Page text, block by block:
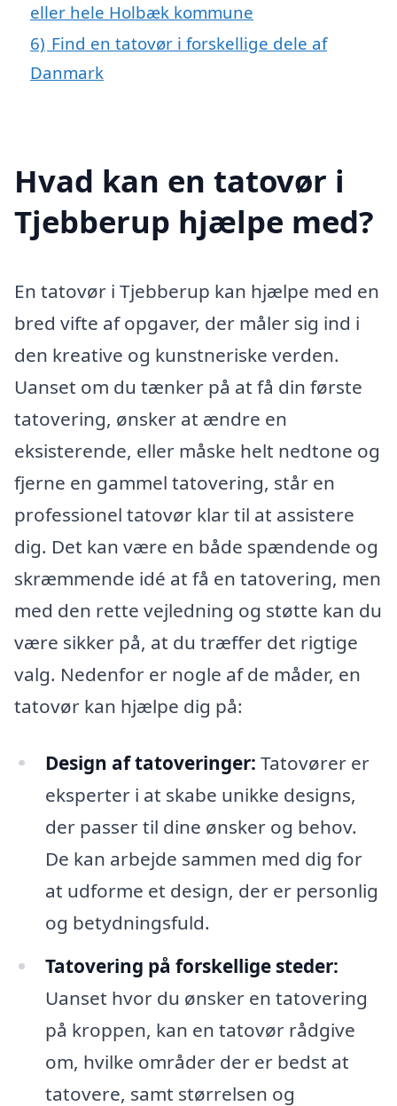
eller hele Holbæk kommune
6) Find en tatovør i forskellige dele af
Danmark
Hvad kan en tatovør i
Tjebberup hjælpe med?
En tatovør i Tjebberup kan hjælpe med en
bred vifte af opgaver, der måler sig ind i
den kreative og kunstneriske verden.
Uanset om du tænker på at få din første
tatovering, ønsker at ændre en
eksisterende, eller måske helt nedtone og
fjerne en gammel tatovering, står en
professionel tatovør klar til at assistere
dig. Det kan være en både spændende og
skræmmende idé at få en tatovering, men
med den rette vejledning og støtte kan du
være sikker på, at du træffer det rigtige
valg. Nedenfor er nogle af de måder, en
tatovør kan hjælpe dig på:
Design af tatoveringer: Tatovører er
eksperter i at skabe unikke designs,
der passer til dine ønsker og behov.
De kan arbejde sammen med dig for
at udforme et design, der er personlig
og betydningsfuld.
Tatovering på forskellige steder:
Uanset hvor du ønsker en tatovering
på kroppen, kan en tatovør rådgive
om, hvilke områder der er bedst at
tatovere, samt størrelsen og